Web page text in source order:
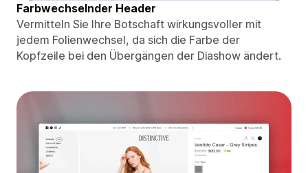
Farbwechselnder Header
Vermitteln Sie Ihre Botschaft wirkungsvoller mit
jedem Folienwechsel, da sich die Farbe der
Kopfzeile bei den Übergängen der Diashow ändert.